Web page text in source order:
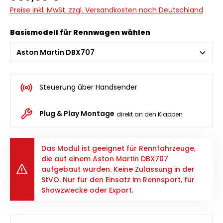
Preise inkl. MwSt. zzgl. Versandkosten nach Deutschland
Basismodell für Rennwagen wählen
Steuerung über Handsender
Plug & Play Montage direkt an den Klappen
Das Modul ist geeignet für Rennfahrzeuge,
die auf einem Aston Martin DBX707
aufgebaut wurden. Keine Zulassung in der
StVO. Nur für den Einsatz im Rennsport, für
Showzwecke oder Export.